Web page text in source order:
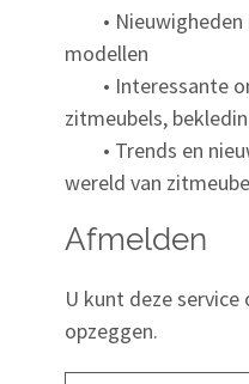
• Nieuwigheden
modellen
• Interessante
zitmeubels,
• Trends en
wereld van
Afmelden
U kunt deze
opzeggen.